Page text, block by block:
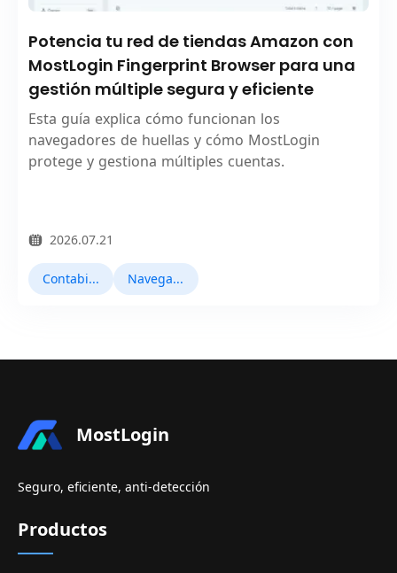
Potencia tu red de tiendas Amazon con
MostLogin Fingerprint Browser para una
gestión múltiple segura y eficiente
Esta guía explica cómo funcionan los
navegadores de huellas y cómo MostLogin
protege y gestiona múltiples cuentas.
2026.07.21
Contabilidad múltiple Navegador Fingerprint
MostLogin
Seguro, eficiente, anti-detección
Productos